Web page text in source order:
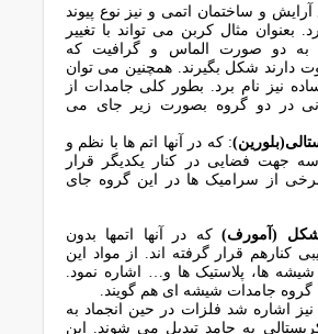
و ساختمان اتمی و نیز نوع پیوند
بعنوان مثال کربن می تواند با تغییر
به دو صورت الماس و گرافیت که
دارند شکل بگیرند. همچنین می توان
ساده نیز نام برد. بطور کلی جامدات از
در دو گروه بصورت زیر جای می
: که در آنها اتم ها با نظم و
جهت فضایی در کنار یکدیگر قرار
از سرامیک ها در این گروه جای
(آمورف)که در آنها اتمها بدون
کنارهم قرار گرفته اند. از مواد این
ها، پلاستیک ها و… اشاره نمود.
گروه جامدات شیشه ای هم گویند.
اشاره شد فلزات در حین انجماد به
به جامد تبدیل می شوند. این